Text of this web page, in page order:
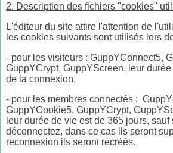
2. Description des fichiers "cookies"
L'éditeur du site attire l'attention de
les cookies suivants sont utilisés lors
- pour les visiteurs : GuppYConnect5,
GuppYCrypt, GuppYScreen, leur
de la connexion.
- pour les membres connectés :
GuppYCookie5, GuppYCrypt,
leur durée de vie est de 365 jours, sauf
déconnectez, dans ce cas ils seront
reconnexion ils seront recréés.